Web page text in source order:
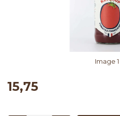
Image 1
15,75